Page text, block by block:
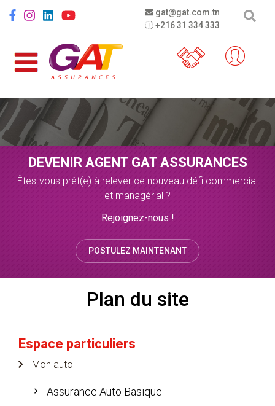
gat@gat.com.tn
+216 31 334 333
Social menu
DEVENIR AGENT GAT ASSURANCES
Êtes-vous prêt(e) à relever ce nouveau défi commercial
et managérial ?
Rejoignez-nous !
POSTULEZ MAINTENANT
Plan du site
Plan du site
Espace particuliers
Mon auto
Assurance Auto Basique